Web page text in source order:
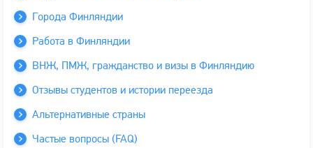
Города Финляндии
Работа в Финляндии
ВНЖ, ПМЖ, гражданство и визы в Финляндию
Отзывы студентов и истории переезда
Альтернативные страны
Частые вопросы (FAQ)